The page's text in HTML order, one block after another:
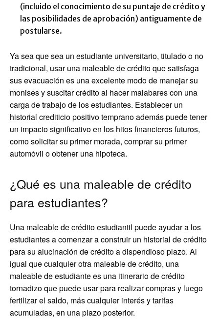
(incluido el conocimiento de su puntaje de crédito y
las posibilidades de aprobación) antiguamente de
postularse.
Ya sea que sea un estudiante universitario, titulado o no
tradicional, usar una maleable de crédito que satisfaga
sus evacuación es una excelente modo de manejar su
monises y suscitar crédito al hacer malabares con una
carga de trabajo de los estudiantes. Establecer un
historial crediticio positivo temprano además puede tener
un impacto significativo en los hitos financieros futuros,
como solicitar su primer morada, comprar su primer
automóvil o obtener una hipoteca.
¿Qué es una maleable de crédito
para estudiantes?
Una maleable de crédito estudiantil puede ayudar a los
estudiantes a comenzar a construir un historial de crédito
para su alucinación de crédito a dispendioso plazo. Al
igual que cualquier otra maleable de crédito, una
maleable de estudiante es una itinerario de crédito
tornadizo que puede usar para realizar compras y luego
fertilizar el saldo, más cualquier interés y tarifas
acumuladas, en una plazo posterior.